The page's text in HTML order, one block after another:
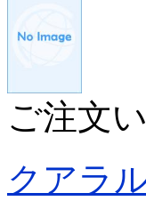
ご注文
クアラ